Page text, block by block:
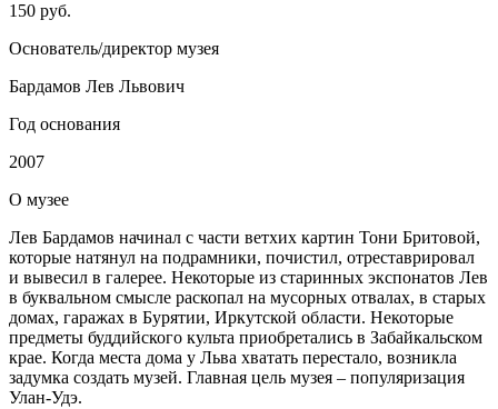
150 руб.
Основатель/директор музея
Бардамов Лев Львович
Год основания
2007
О музее
Лев Бардамов начинал с части ветхих картин Тони Бритовой,
которые натянул на подрамники, почистил, отреставрировал
и вывесил в галерее. Некоторые из старинных экспонатов Лев
в буквальном смысле раскопал на мусорных отвалах, в старых
домах, гаражах в Бурятии, Иркутской области. Некоторые
предметы буддийского культа приобретались в Забайкальском
крае. Когда места дома у Льва хватать перестало, возникла
задумка создать музей. Главная цель музея – популяризация
Улан-Удэ.